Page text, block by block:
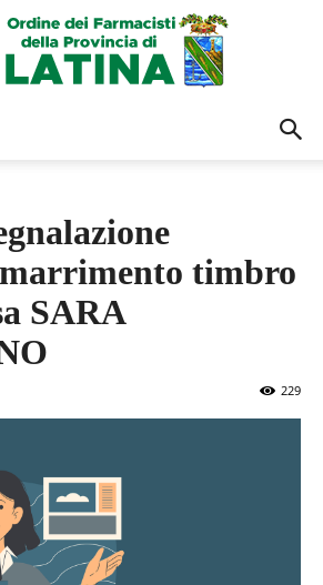
Farmacisti
timbro
SARA
229